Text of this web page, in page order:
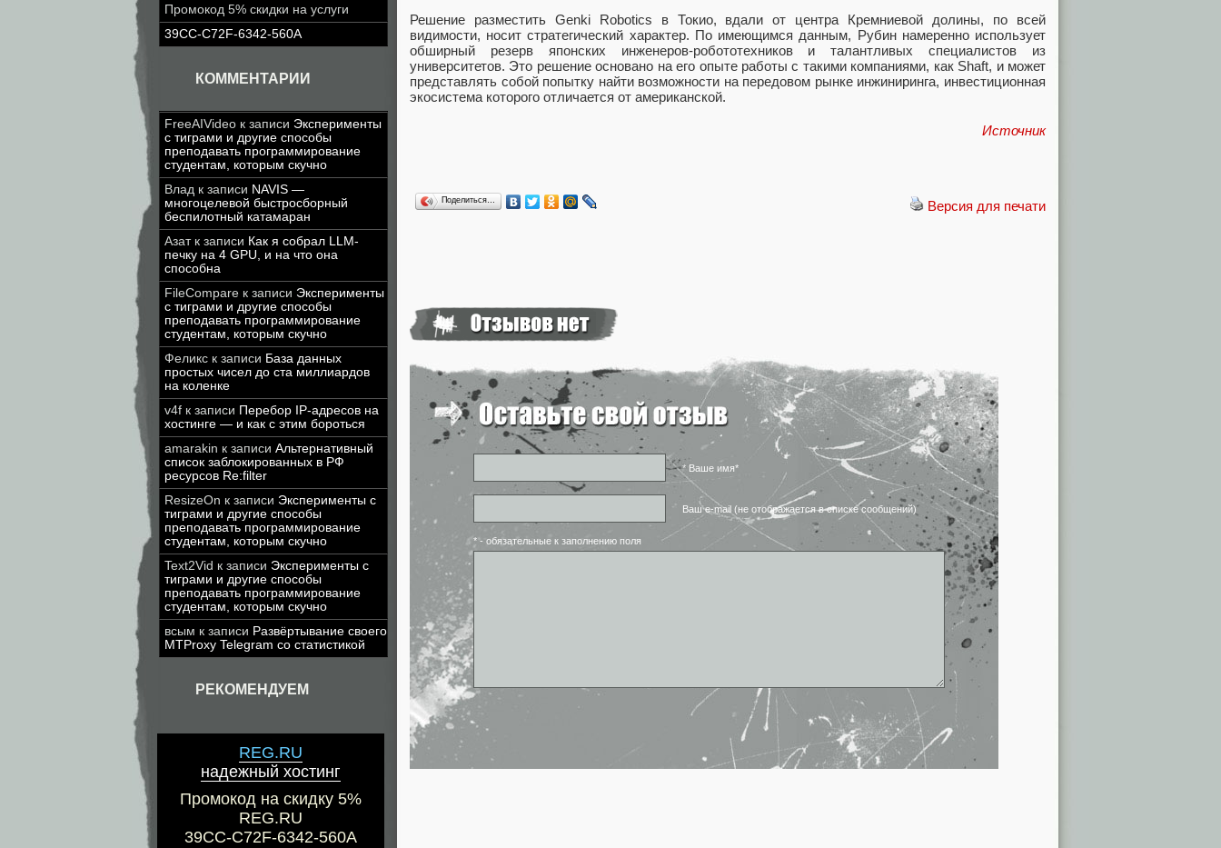
Промокод 5% скидки на услуги
39CC-C72F-6342-560A
КОММЕНТАРИИ
FreeAIVideo к записи Эксперименты
с тиграми и другие способы
преподавать программирование
студентам, которым скучно
Влад к записи NAVIS —
многоцелевой быстросборный
беспилотный катамаран
Азатк записи Как я собрал LLM-
печку на 4 GPU, и на что она
способна
FileCompare к записи Эксперименты
с тиграми и другие способы
преподавать программирование
студентам, которым скучно
Феликс к записи База данных
простых чисел до ста миллиардов
на коленке
v4f к записи Перебор IP-адресов на
хостинге — и как с этим бороться
amarakin к записи Альтернативный
список заблокированных в РФ
ресурсов Re:filter
ResizeOn к записи Эксперименты с
тиграми и другие способы
преподавать программирование
студентам, которым скучно
Text2Vid к записи Эксперименты с
тиграми и другие способы
преподавать программирование
студентам, которым скучно
всым к записи Развёртывание своего
MTProxy Telegram со статистикой
РЕКОМЕНДУЕМ
REG.RU
надежный хостинг
Промокод на скидку 5%
REG.RU
39CC-C72F-6342-560A
Решение разместить Genki Robotics в Токио, вдали от центра Кремниевой долины, по всей
видимости, носит стратегический характер. По имеющимся данным, Рубин намеренно использует
обширный резерв японских инженеров-робототехников и талантливых специалистов из
университетов. Это решение основано на его опыте работы с такими компаниями, как Shaft, и может
представлять собой попытку найти возможности на передовом рынке инжиниринга, инвестиционная
экосистема которого отличается от американской.
Источник
Версия для печати
Поделиться…
* Ваше имя*
Ваш e-mail (не отображается в списке сообщений)
* - обязательные к заполнению поля